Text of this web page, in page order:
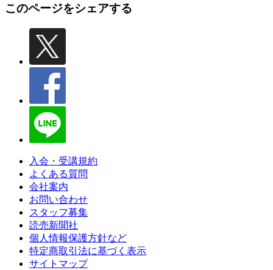
このページをシェアする
入会・受講規約
よくある質問
会社案内
お問い合わせ
スタッフ募集
読売新聞社
個人情報保護方針など
特定商取引法に基づく表示
サイトマップ